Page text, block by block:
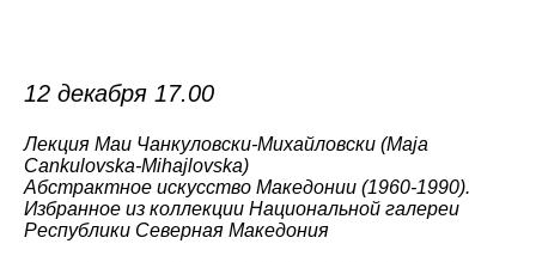
12 декабря 17.00
Лекция Маи Чанкуловски-Михайловски (Maja
Cankulovska-Mihajlovska)
Абстрактное искусство Македонии (1960-1990).
Избранное из коллекции Национальной галереи
Республики Северная Македония